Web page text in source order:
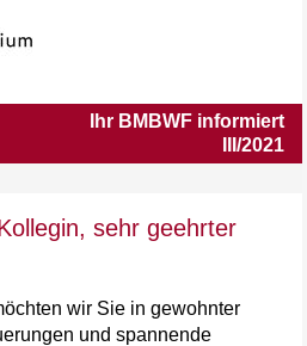
Ihr BMBWF informiert
III/2021
sehr geehrter
wir Sie in gewohnter
und spannende